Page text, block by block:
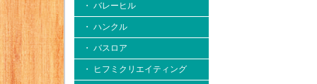
・ バレーヒル
・ ハンクル
・ バスロア
・ ヒフミクリエイティング